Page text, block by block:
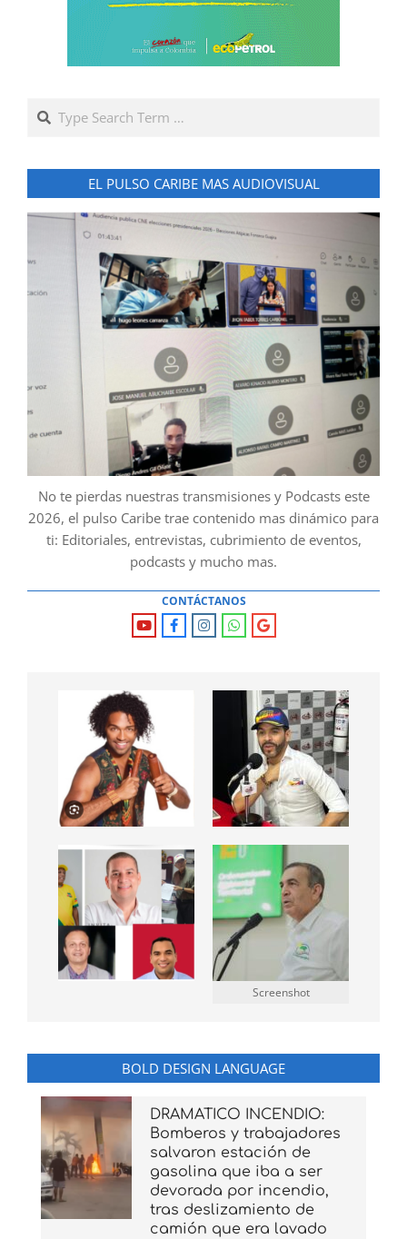
Search
EL PULSO CARIBE MAS AUDIOVISUAL
No te pierdas nuestras transmisiones y Podcasts este
2026, el pulso Caribe trae contenido mas dinámico para
ti: Editoriales, entrevistas, cubrimiento de eventos,
podcasts y mucho mas.
CONTÁCTANOS
Screenshot
BOLD DESIGN LANGUAGE
DRAMATICO INCENDIO:
Bomberos y trabajadores
salvaron estación de
gasolina que iba a ser
devorada por incendio,
tras deslizamiento de
camión que era lavado